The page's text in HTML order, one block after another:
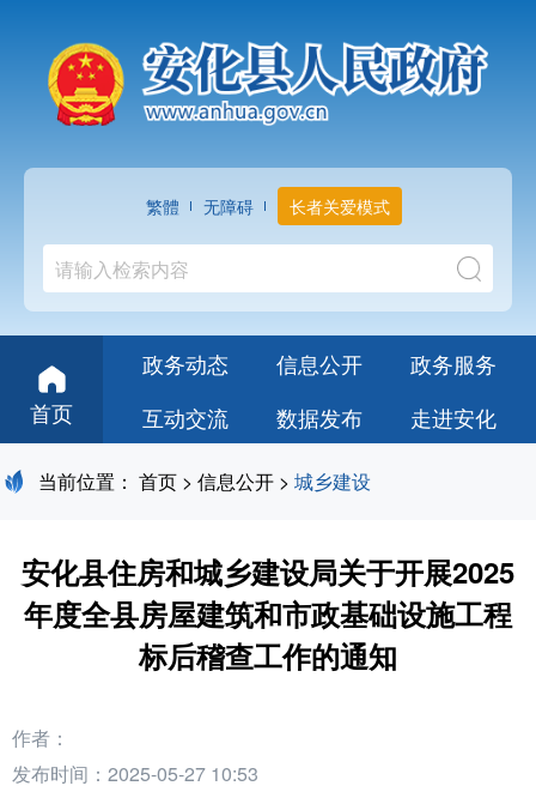
繁體 无障碍 长者关爱模式
首页
政务动态 信息公开
政务服务
互动交流
数据发布 走进安化
当前位置： 首页 > 信息公开 > 城乡建设
安化县住房和城乡建设局关于开展2025
年度全县房屋建筑和市政基础设施工程
标后稽查工作的通知
作者：
发布时间：2025-05-27 10:53